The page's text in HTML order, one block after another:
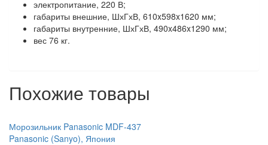
электропитание, 220 В;
габариты внешние, ШхГхВ, 610x598x1620 мм;
габариты внутренние, ШхГхВ, 490x486x1290 мм;
вес 76 кг.
Похожие товары
Морозильник Panasonic MDF-437
Panasonic (Sanyo), Япония